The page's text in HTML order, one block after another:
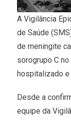
A Vigilância
de Saúde
de meningite
sorogrupo C
hospitalizado
Desde a
equipe da